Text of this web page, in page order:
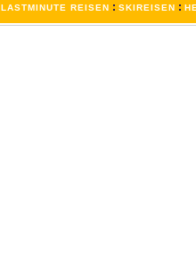
LASTMINUTE REISEN : SKIREISEN :